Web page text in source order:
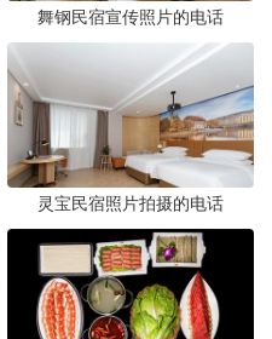
舞钢民宿宣传照片的电话
灵宝民宿照片拍摄的电话